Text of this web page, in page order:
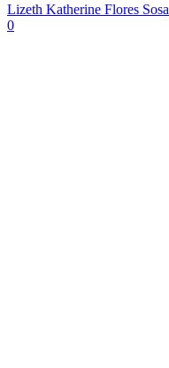
Lizeth Katherine Flores Sosa
0